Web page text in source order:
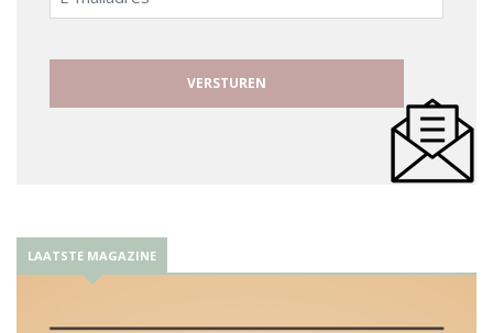
mailadres
LAATSTE MAGAZINE